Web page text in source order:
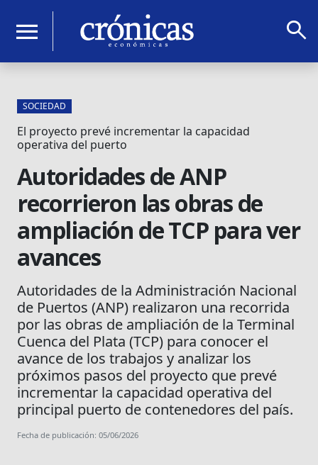
menu search
SOCIEDAD
El proyecto prevé incrementar la capacidad
operativa del puerto
Autoridades de ANP
recorrieron las obras de
ampliación de TCP para ver
avances
Autoridades de la Administración Nacional
de Puertos (ANP) realizaron una recorrida
por las obras de ampliación de la Terminal
Cuenca del Plata (TCP) para conocer el
avance de los trabajos y analizar los
próximos pasos del proyecto que prevé
incrementar la capacidad operativa del
principal puerto de contenedores del país.
Fecha de publicación: 05/06/2026